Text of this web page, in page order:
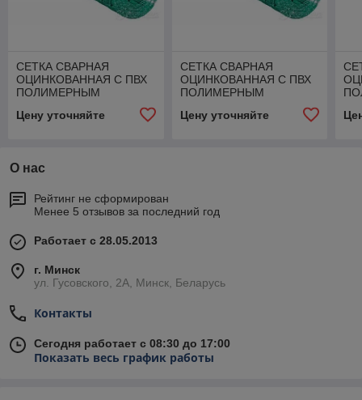
СЕТКА СВАРНАЯ
ОЦИНКОВАННАЯ С ПВХ
ПОЛИМЕРНЫМ
EUROPLAST 100*50 , D
Цену уточняйте
СЕТКА СВАРНАЯ
ОЦИНКОВАННАЯ С ПВХ
ПОЛИМЕРНЫМ
ПОКРЫТИЕМ VOLIPLAST
16*16 , D 1.2 ММ
Цену уточняйте
О нас
Рейтинг не сформирован
Менее 5 отзывов за последний год
Работает с 28.05.2013
г. Минск
ул. Гусовского, 2А, Минск, Беларусь
Контакты
Сегодня работает с 08:30 до 17:00
Показать весь график работы